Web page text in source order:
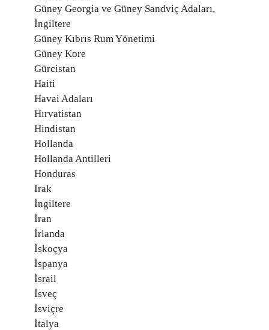
Güney Georgia ve Güney Sandviç Adaları,
İngiltere
Güney Kıbrıs Rum Yönetimi
Güney Kore
Gürcistan
Haiti
Havai Adaları
Hırvatistan
Hindistan
Hollanda
Hollanda Antilleri
Honduras
Irak
İngiltere
İran
İrlanda
İskoçya
İspanya
İsrail
İsveç
İsviçre
İtalya